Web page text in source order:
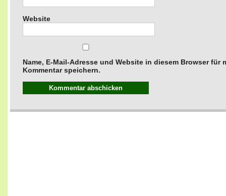
Website
Name, E-Mail-Adresse und Website in diesem Browser für
Kommentar speichern.